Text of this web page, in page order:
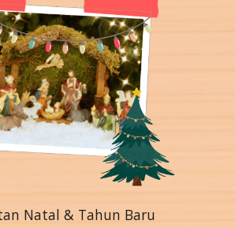
Natal & Tahun Baru